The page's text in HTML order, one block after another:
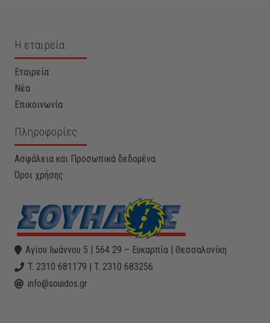
Η εταιρεία
Εταιρεία
Νέα
Επικοινωνία
Πληροφορίες
Ασφάλεια και Προσωπικά δεδομένα
Όροι χρήσης
Αγίου Ιωάννου 5 | 564 29 – Ευκαρπία | Θεσσαλονίκη
T. 2310 681179 | T. 2310 683256
info@souidos.gr